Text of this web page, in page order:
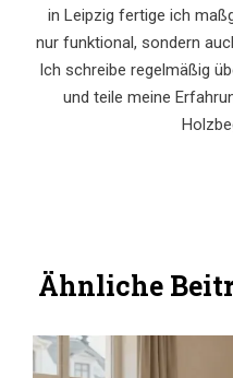
in Leipzig fertige ich
nur funktional, sondern
Ich schreibe regelmäßig
und teile meine
Ähnliche